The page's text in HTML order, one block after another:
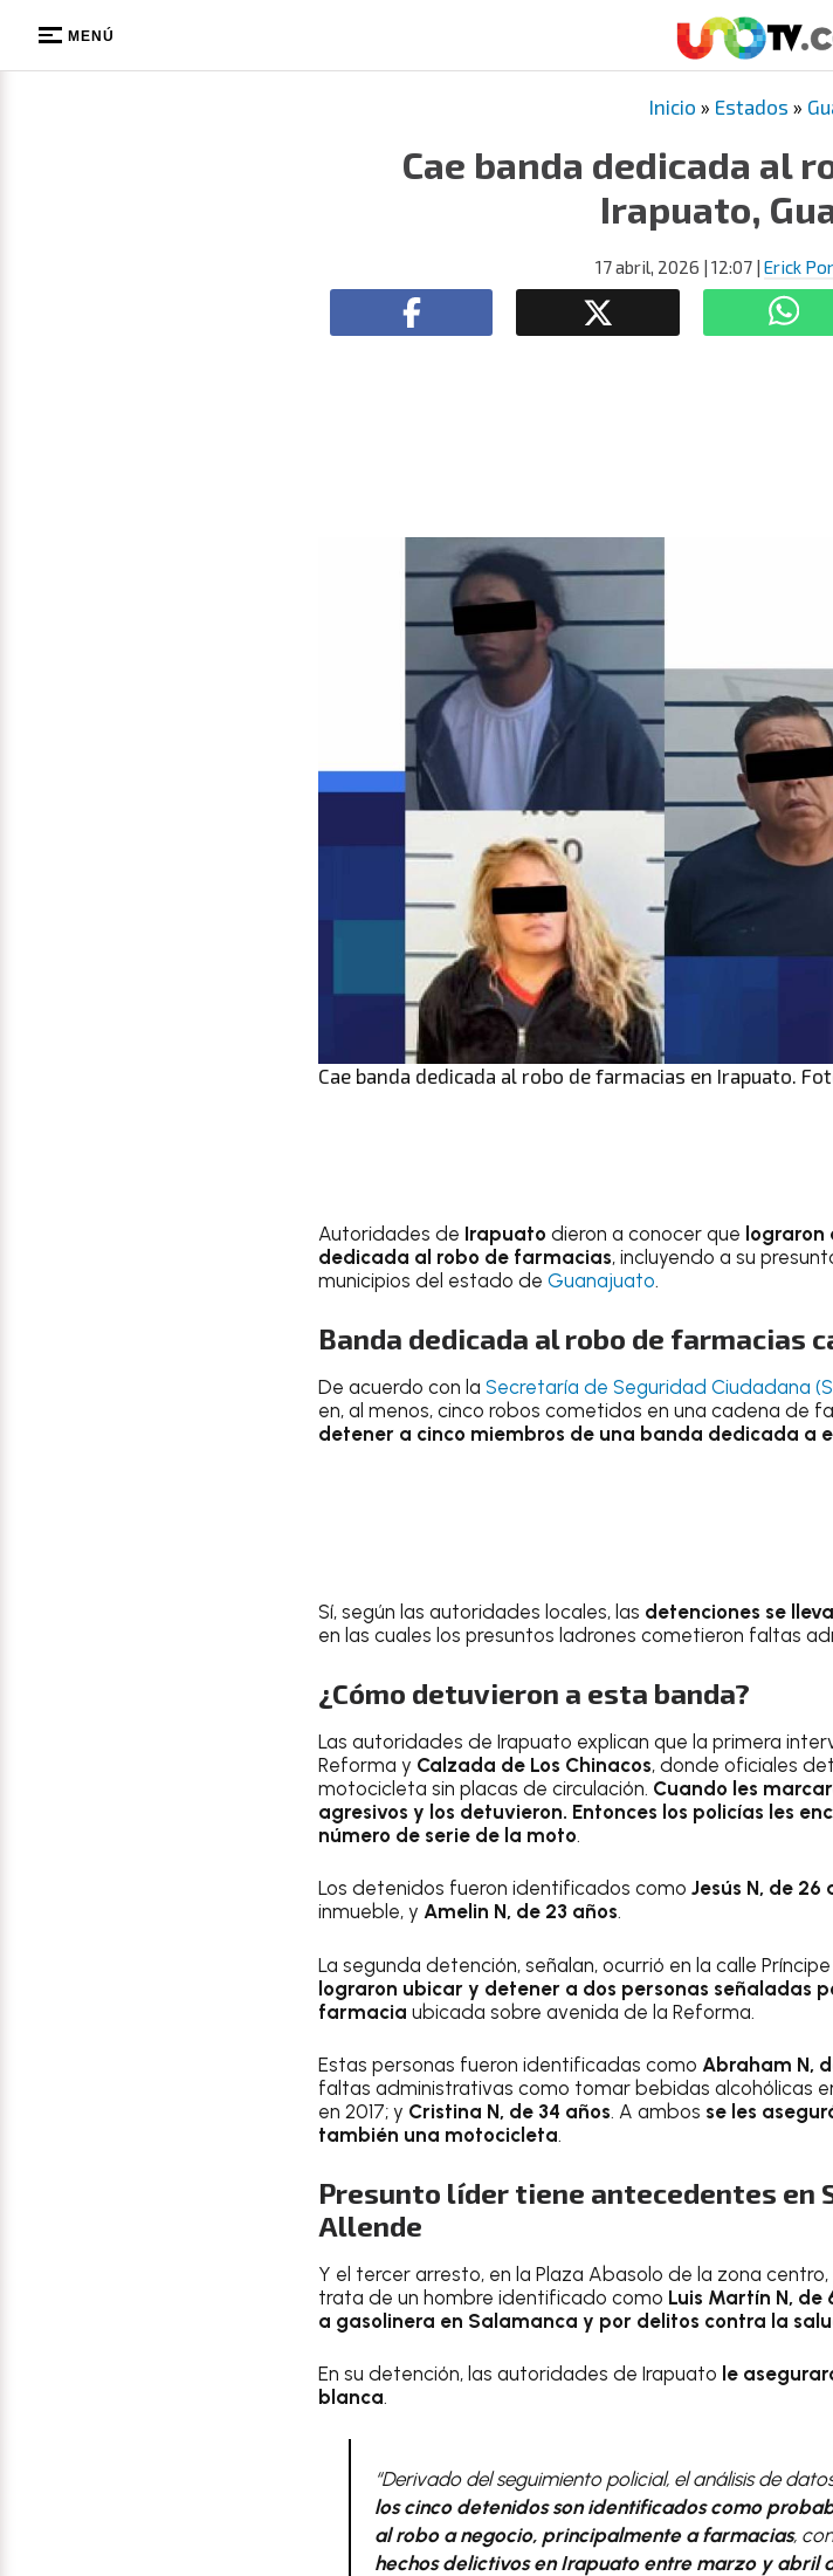
MENÚ
Inicio » Estados »
Cae banda dedicada al
Irapuato,
17 abril, 2026 | 12:07 | Erick
Cae banda dedicada al robo de farmacias en Irapuato.
Autoridades de Irapuato dieron a conocer que
dedicada al robo de farmacias, incluyendo a su
municipios del estado de Guanajuato.
Banda dedicada al robo de farmacias
De acuerdo con la Secretaría de Seguridad Ciudadana
en, al menos, cinco robos cometidos en una cadena de
detener a cinco miembros de una banda dedicada a
Sí, según las autoridades locales, las detenciones se
en las cuales los presuntos ladrones cometieron faltas
¿Cómo detuvieron a esta banda?
Las autoridades de Irapuato explican que la primera
Reforma y Calzada de Los Chinacos, donde oficiales
motocicleta sin placas de circulación. Cuando les
agresivos y los detuvieron. Entonces los policías les
número de serie de la moto.
Los detenidos fueron identificados como Jesús N, de 26
inmueble, y Amelin N, de 23 años.
La segunda detención, señalan, ocurrió en la calle
lograron ubicar y detener a dos personas señaladas
farmacia ubicada sobre avenida de la Reforma.
Estas personas fueron identificadas como Abraham N,
faltas administrativas como tomar bebidas alcohólicas
en 2017; y Cristina N, de 34 años. A ambos se les
también una motocicleta.
Presunto líder tiene antecedentes en
Allende
Y el tercer arresto, en la Plaza Abasolo de la zona centro,
trata de un hombre identificado como Luis Martín N, de
a gasolinera en Salamanca y por delitos contra la
En su detención, las autoridades de Irapuato le
blanca.
“Derivado del seguimiento policial, el análisis de
los cinco detenidos son identificados como
al robo a negocio, principalmente a farmacias,
hechos delictivos en Irapuato entre marzo y abril